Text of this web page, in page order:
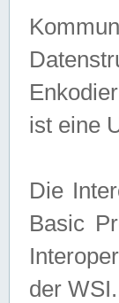
ist eine
Die
Basic
der WSI.